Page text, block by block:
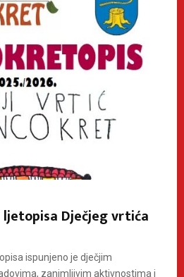
ljetopisa Dječjeg vrtića
ispunjeno je dječjim
zanimljivim aktivnostima i